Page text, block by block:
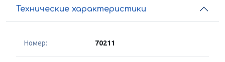
Технические характеристики
Номер: 70211